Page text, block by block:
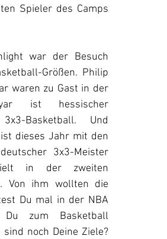
Spieler des Camps
war der Besuch
Größen. Philip
waren zu Gast in der
ist hessischer
Basketball. Und
dieses Jahr mit den
3x3-Meister
in der zweiten
Von ihm wollten die
Du mal in der NBA
zum Basketball
noch Deine Ziele?